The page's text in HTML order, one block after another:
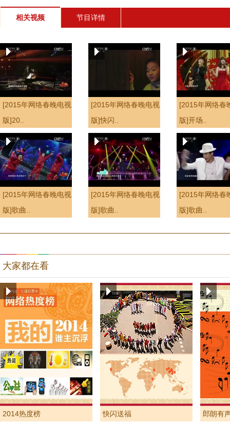
相关视频 节目详情
[2015年网络春晚电视
版]20..
[2015年网络春晚电视
版]快闪..
[2015年网络春
版]开场..
[2015年网络春晚电视
版]歌曲..
[2015年网络春晚电视
版]歌曲..
[2015年网络春
版]歌曲..
大家都在看
2014热度榜 快闪送福 郎朗有